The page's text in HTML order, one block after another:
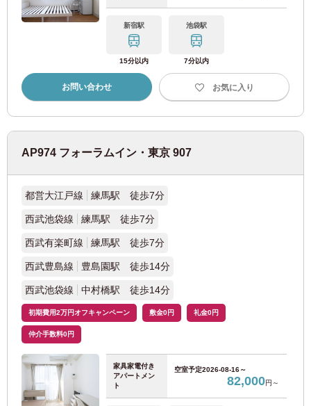
新宿駅
15分以内
池袋駅
7分以内
お問い合わせ お気に入り
AP974 フォーラムイン・東京 907
都営大江戸線 練馬駅 徒歩7分
西武池袋線 練馬駅 徒歩7分
西武有楽町線 練馬駅 徒歩7分
西武豊島線 豊島園駅 徒歩14分
西武池袋線 中村橋駅 徒歩14分
初期費用2万円オフキャンペーン 敷金0円 礼金0円
仲介手数料0円
家具家電付き
アパートメン
ト
空室予定2026-08-16～
82,000円～
近畿日本鉄道
JR東海
神戸市交通局
神戸市営地下鉄山手線 (1)
ニューシャトル (1)
大阪
JR東日本